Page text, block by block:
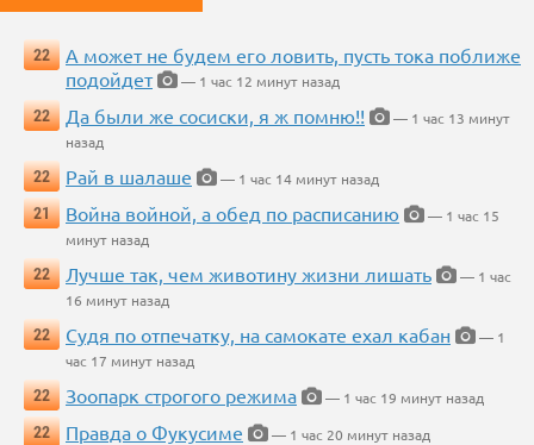
22
А может не будем его ловить, пусть тока поближе
подойдет
— 1 час 12 минут назад
22
Да были же сосиски, я ж помню!!
— 1 час 13 минут
назад
22
Рай в шалаше
— 1 час 14 минут назад
21
Война войной, а обед по расписанию
— 1 час 15
минут назад
22
Лучше так, чем животину жизни лишать
— 1 час
16 минут назад
22
Судя по отпечатку, на самокате ехал кабан
— 1
час 17 минут назад
22
Зоопарк строгого режима
— 1 час 19 минут назад
22
Правда о Фукусиме
— 1 час 20 минут назад